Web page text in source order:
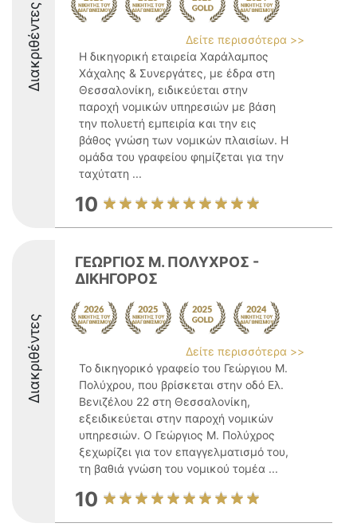
Διακριθέντες
Δείτε περισσότερα >>
Η δικηγορική εταιρεία Χαράλαμπος
Χάχαλης & Συνεργάτες, με έδρα στη
Θεσσαλονίκη, ειδικεύεται στην
παροχή νομικών υπηρεσιών με βάση
την πολυετή εμπειρία και την εις
βάθος γνώση των νομικών πλαισίων. Η
ομάδα του γραφείου φημίζεται για την
ταχύτατη ...
10
Διακριθέντες
ΓΕΩΡΓΙΟΣ Μ. ΠΟΛΥΧΡΟΣ -
ΔΙΚΗΓΟΡΟΣ
Δείτε περισσότερα >>
Το δικηγορικό γραφείο του Γεώργιου Μ.
Πολύχρου, που βρίσκεται στην οδό Ελ.
Βενιζέλου 22 στη Θεσσαλονίκη,
εξειδικεύεται στην παροχή νομικών
υπηρεσιών. Ο Γεώργιος Μ. Πολύχρος
ξεχωρίζει για τον επαγγελματισμό του,
τη βαθιά γνώση του νομικού τομέα ...
10